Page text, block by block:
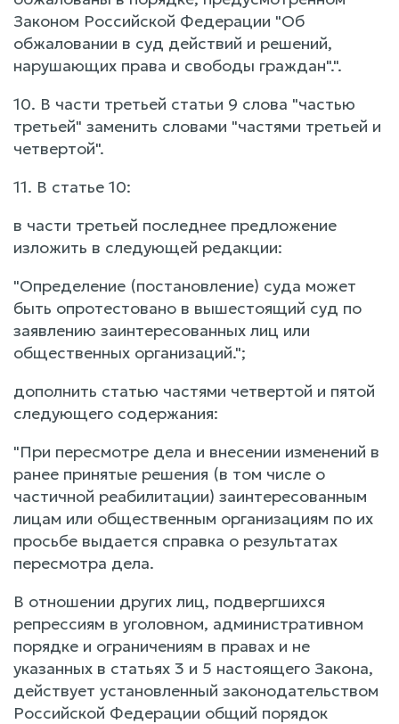
Законом Российской Федерации "Об
обжаловании в суд действий и решений,
нарушающих права и свободы граждан".".
10. В части третьей статьи 9 слова "частью
третьей" заменить словами "частями третьей и
четвертой".
11. В статье 10:
в части третьей последнее предложение
изложить в следующей редакции:
"Определение (постановление) суда может
быть опротестовано в вышестоящий суд по
заявлению заинтересованных лиц или
общественных организаций.";
дополнить статью частями четвертой и пятой
следующего содержания:
"При пересмотре дела и внесении изменений в
ранее принятые решения (в том числе о
частичной реабилитации) заинтересованным
лицам или общественным организациям по их
просьбе выдается справка о результатах
пересмотра дела.
В отношении других лиц, подвергшихся
репрессиям в уголовном, административном
порядке и ограничениям в правах и не
указанных в статьях 3 и 5 настоящего Закона,
действует установленный законодательством
Российской Федерации общий порядок